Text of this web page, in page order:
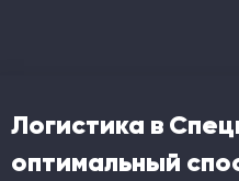
Логистика в
оптимальный